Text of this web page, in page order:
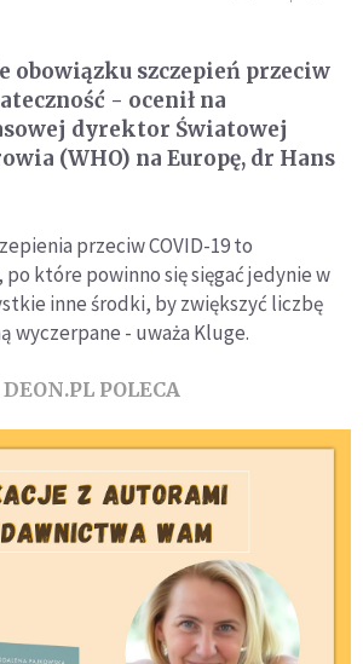
obowiązku szczepień przeciw
- ocenił na
dyrektor Światowej
(WHO) na Europę, dr Hans
przeciw COVID-19 to
które powinno się sięgać jedynie w
inne środki, by zwiększyć liczbę
wyczerpane - uważa Kluge.
DEON.PL POLECA